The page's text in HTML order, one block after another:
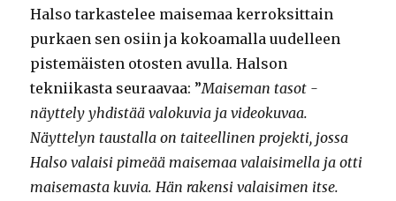
Halso tarkastelee maisemaa kerroksittain
purkaen sen osiin ja kokoamalla uudelleen
pistemäisten otosten avulla. Halson
tekniikasta seuraavaa: ”Maiseman tasot -
näyttely yhdistää valokuvia ja videokuvaa.
Näyttelyn taustalla on taiteellinen projekti, jossa
Halso valaisi pimeää maisemaa valaisimella ja otti
maisemasta kuvia. Hän rakensi valaisimen itse.